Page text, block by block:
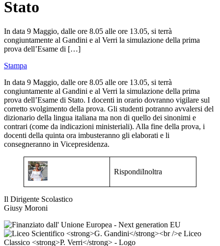
Stato
In data 9 Maggio, dalle ore 8.05 alle ore 13.05, si terrà
congiuntamente al Gandini e al Verri la simulazione della prima
prova dell’Esame di […]
Stampa
In data 9 Maggio, dalle ore 8.05 alle ore 13.05, si terrà
congiuntamente al Gandini e al Verri la simulazione della prima
prova dell’Esame di Stato. I docenti in orario dovranno vigilare sul
corretto svolgimento della prova. Gli studenti potranno avvalersi del
dizionario della lingua italiana ma non di quello dei sinonimi e
contrari (come da indicazioni ministeriali). Alla fine della prova, i
docenti della quinta ora imbusteranno gli elaborati e li
consegneranno in Vicepresidenza.
RispondiInoltra
Il Dirigente Scolastico
Giusy Moroni